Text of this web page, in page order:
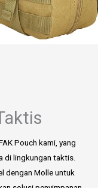
Pouch kami, yang
di lingkungan taktis.
dengan Molle untuk